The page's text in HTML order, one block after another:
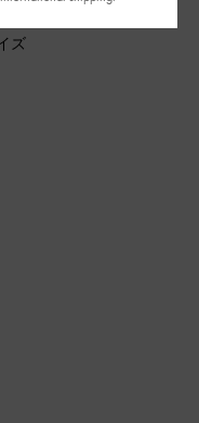
ズ